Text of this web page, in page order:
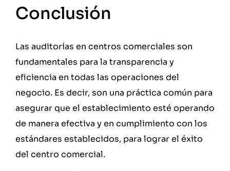
Conclusión
Las auditorías en centros comerciales son
fundamentales para la transparencia y
eficiencia en todas las operaciones del
negocio. Es decir, son una práctica común para
asegurar que el establecimiento esté operando
de manera efectiva y en cumplimiento con los
estándares establecidos, para lograr el éxito
del centro comercial.